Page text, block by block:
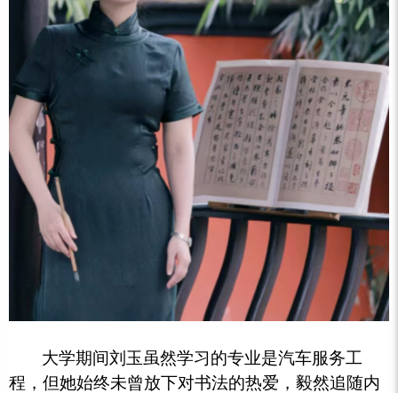
大学期间刘玉虽然学习的专业是汽车服务工
程，但她始终未曾放下对书法的热爱，毅然追随内